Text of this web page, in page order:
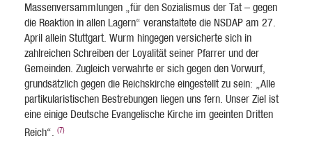
Massenversammlungen „für den Sozialismus der Tat – gegen
die Reaktion in allen Lagern“ veranstaltete die NSDAP am 27.
April allein Stuttgart. Wurm hingegen versicherte sich in
zahlreichen Schreiben der Loyalität seiner Pfarrer und der
Gemeinden. Zugleich verwahrte er sich gegen den Vorwurf,
grundsätzlich gegen die Reichskirche eingestellt zu sein: „Alle
partikularistischen Bestrebungen liegen uns fern. Unser Ziel ist
eine einige Deutsche Evangelische Kirche im geeinten Dritten
Reich“. (7)